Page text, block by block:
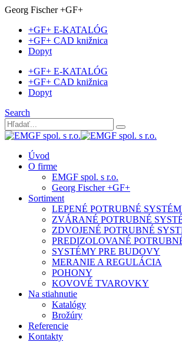
Georg Fischer +GF+
+GF+ E-KATALÓG
+GF+ CAD knižnica
Dopyt
+GF+ E-KATALÓG
+GF+ CAD knižnica
Dopyt
Search
Úvod
O firme
EMGF spol. s r.o.
Georg Fischer +GF+
Sortiment
LEPENÉ POTRUBNÉ
ZVÁRANÉ POTRUBNÉ
ZDVOJENÉ POTRUBNÉ
PREDIZOLOVANÉ
SYSTÉMY PRE BUDOVY
MERANIE A REGULÁCIA
POHONY
KOVOVÉ TVAROVKY
Na stiahnutie
Katalógy
Brožúry
Referencie
Kontakty